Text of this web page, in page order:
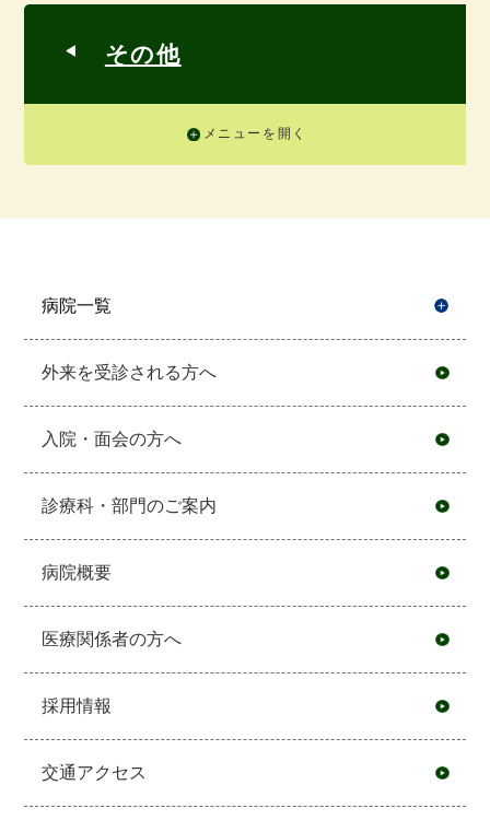
その他
メニューを開く
病院一覧
外来を受診される方へ
入院・面会の方へ
診療科・部門のご案内
病院概要
医療関係者の方へ
採用情報
交通アクセス